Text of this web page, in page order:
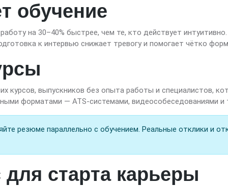
обучение
на 30–40% быстрее, чем те, кто действует
к интервью снижает тревогу и помогает чётко
курсов, выпускников без опыта работы и специалистов,
форматами — ATS-системами, видеособеседованиями
резюме параллельно с обучением. Реальные отклики и
старта карьеры